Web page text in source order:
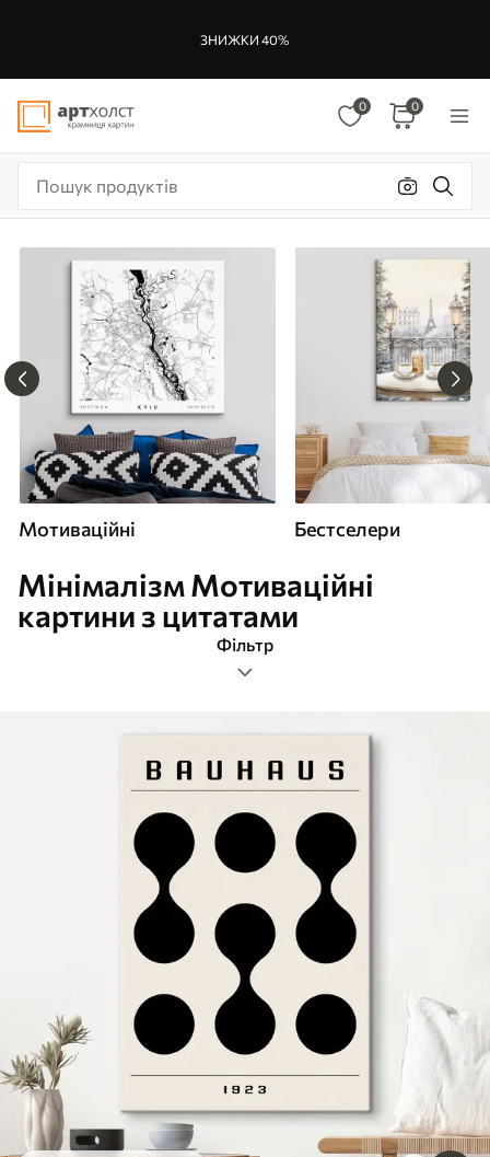
ЗНИЖКИ 40%
0 0
Мотиваційні Бестселери
Мінімалізм Мотиваційні
картини з цитатами
Фільтр
Картини Мотиваційні
Очистити фільтр